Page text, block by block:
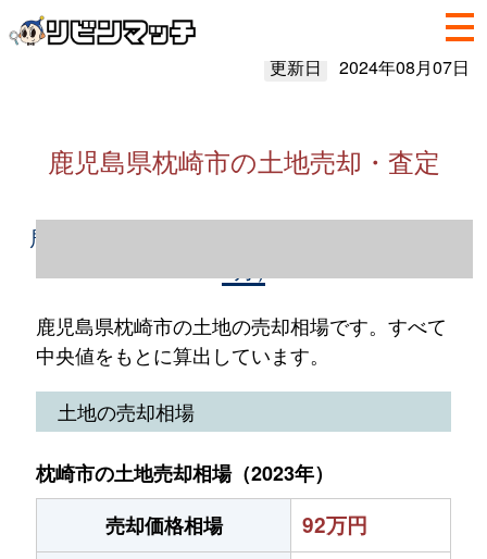
更新日 2024年08月07日
鹿児島県枕崎市の土地売却・査定
鹿児島県枕崎市の土地売却情報（2023年1～
鹿児島県枕崎市の土地の売却相場です。すべて
中央値をもとに算出しています。
土地の売却相場
枕崎市の土地売却相場（2023年）
売却価格相場
92万円